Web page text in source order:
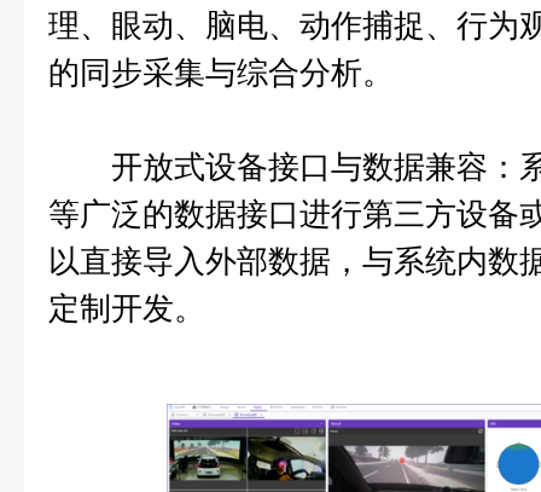
理、眼动、脑电、动作捕捉、行为
的同步采集与综合分析。
开放式设备接口与数据兼容：
等广泛的数据接口进行第三方设备
以直接导入外部数据，与系统内数
定制开发。